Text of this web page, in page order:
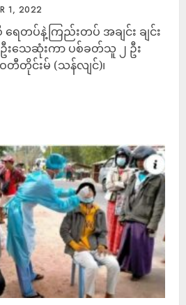
1, 2022
ေတပ်နဲ့ကြည်းတပ် အချင်း ချင်း
ဦးသေဆုံးကာ ပစ်ခတ်သူ ၂ ဦး
တီတိုင်းမ် (သန်လျင်)၊